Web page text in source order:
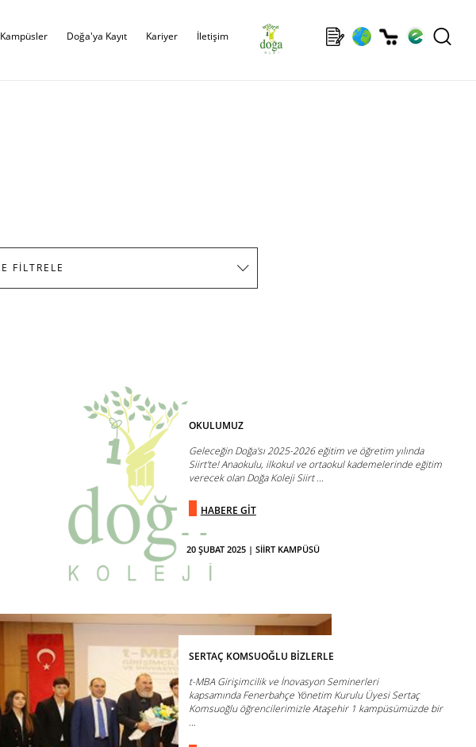
Kampüsler Doğa'ya Kayıt Kariyer İletişim
20 ŞUBAT 2025 | SİİRT KAMPÜSÜ
OKULUMUZ
Geleceğin Doğa'sı 2025-2026 eğitim ve öğretim yılında
Siirt'te! Anaokulu, ilkokul ve ortaokul kademelerinde eğitim
verecek olan Doğa Koleji Siirt ...
HABERE GİT
SERTAÇ KOMSUOĞLU BİZLERLE
t-MBA Girişimcilik ve İnovasyon Seminerleri
kapsamında Fenerbahçe Yönetim Kurulu Üyesi Sertaç
Komsuoğlu öğrencilerimizle Ataşehir 1 kampüsümüzde bir
...